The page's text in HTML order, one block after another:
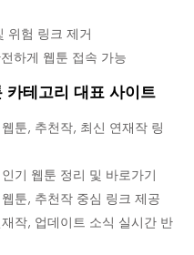
위험 링크 제거
하게 웹툰 접속 가능
카테고리 대표 사이트
툰, 추천작, 최신 연재작 링
기 웹툰 정리 및 바로가기
툰, 추천작 중심 링크 제공
작, 업데이트 소식 실시간 반